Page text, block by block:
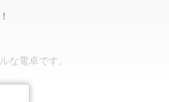
な電卓です。